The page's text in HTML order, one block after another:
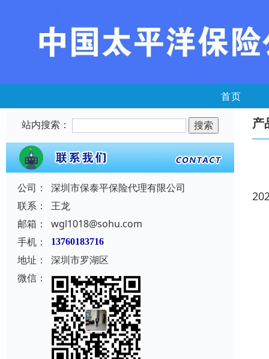
首页
站内搜索：
公司：
深圳市保泰平保险代理有限公司
联系：
王龙
邮箱：
wgl1018@sohu.com
手机：
13760183716
地址：
深圳市罗湖区
微信：
产